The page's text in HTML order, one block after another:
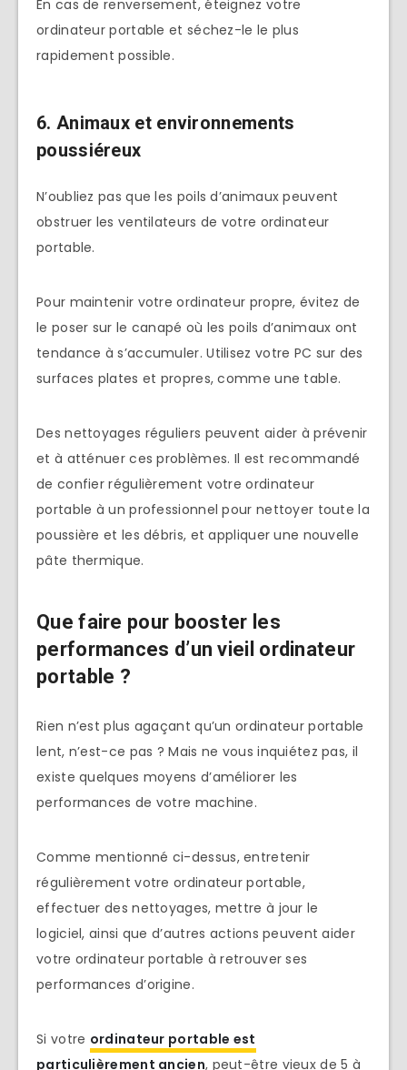
En cas de renversement, éteignez votre
ordinateur portable et séchez-le le plus
rapidement possible.
6. Animaux et environnements
poussiéreux
N’oubliez pas que les poils d’animaux peuvent
obstruer les ventilateurs de votre ordinateur
portable.
Pour maintenir votre ordinateur propre, évitez de
le poser sur le canapé où les poils d’animaux ont
tendance à s’accumuler. Utilisez votre PC sur des
surfaces plates et propres, comme une table.
Des nettoyages réguliers peuvent aider à prévenir
et à atténuer ces problèmes. Il est recommandé
de confier régulièrement votre ordinateur
portable à un professionnel pour nettoyer toute la
poussière et les débris, et appliquer une nouvelle
pâte thermique.
Que faire pour booster les
performances d’un vieil ordinateur
portable ?
Rien n’est plus agaçant qu’un ordinateur portable
lent, n’est-ce pas ? Mais ne vous inquiétez pas, il
existe quelques moyens d’améliorer les
performances de votre machine.
Comme mentionné ci-dessus, entretenir
régulièrement votre ordinateur portable,
effectuer des nettoyages, mettre à jour le
logiciel, ainsi que d’autres actions peuvent aider
votre ordinateur portable à retrouver ses
performances d’origine.
Si votre ordinateur portable est
particulièrement ancien, peut-être vieux de 5 à